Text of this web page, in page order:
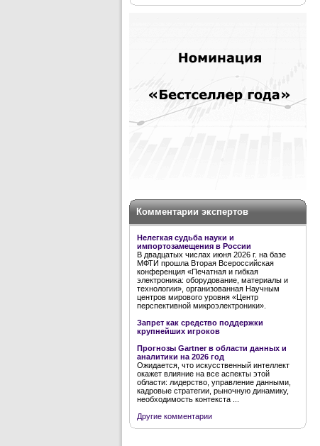
Комментарии экспертов
Нелегкая судьба науки и
импортозамещения в России
В двадцатых числах июня 2026 г. на базе
МФТИ прошла Вторая Всероссийская
конференция «Печатная и гибкая
электроника: оборудование, материалы и
технологии», организованная Научным
центров мирового уровня «Центр
перспективной микроэлектроники».
Запрет как средство поддержки
крупнейших игроков
Прогнозы Gartner в области данных и
аналитики на 2026 год
Ожидается, что искусственный интеллект
окажет влияние на все аспекты этой
области: лидерство, управление данными,
кадровые стратегии, рыночную динамику,
необходимость контекста ...
Другие комментарии